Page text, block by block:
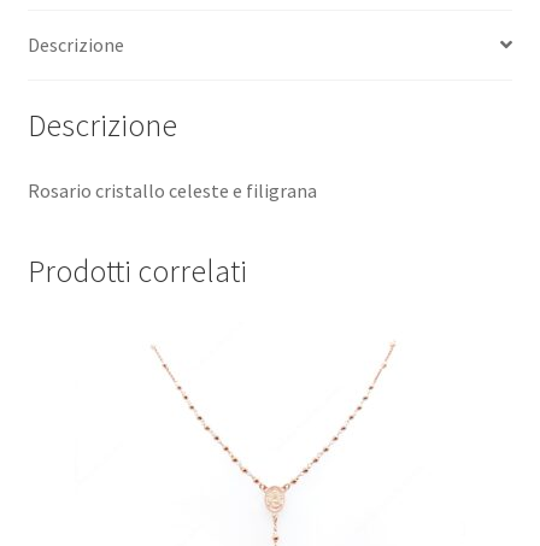
Descrizione
Descrizione
Rosario cristallo celeste e filigrana
Prodotti correlati